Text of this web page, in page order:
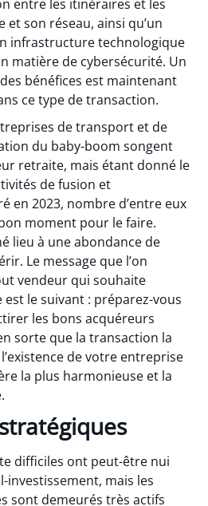
entre les itinéraires et les
et son réseau, ainsi qu’un
infrastructure technologique
matière de cybersécurité. Un
bénéfices est maintenant
ce type de transaction.
de transport et de
du baby-boom songent
retraite, mais étant donné le
de fusion et
en 2023, nombre d’entre eux
moment pour le faire.
lieu à une abondance de
Le message que l’on
vendeur qui souhaite
le suivant : préparez-vous
les bons acquéreurs
sorte que la transaction la
de votre entreprise
la plus harmonieuse et la
difficiles ont peut-être nui
investissement, mais les
sont demeurés très actifs